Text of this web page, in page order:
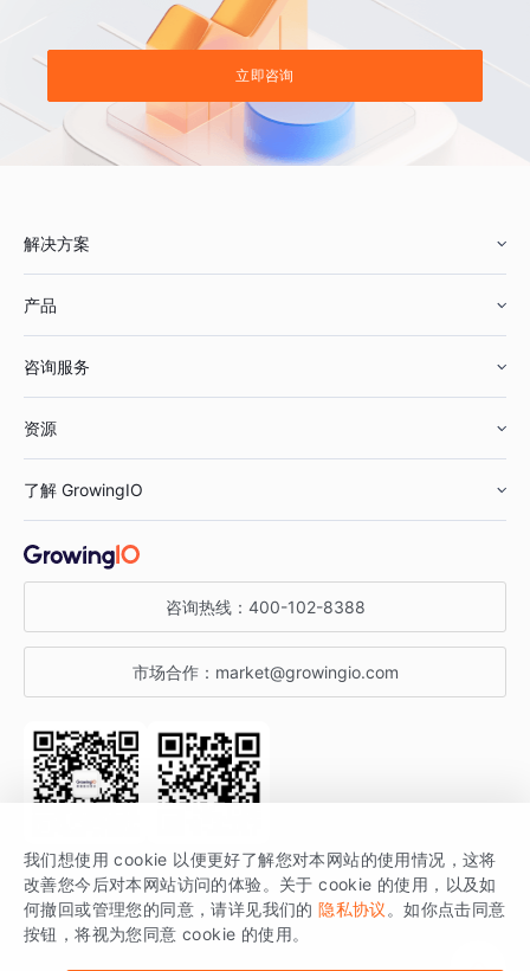
立即咨询
解决方案
鞋服行业
汽车行业
金融行业
产品
智能运营
获客分析
咨询服务
资源
增长公开课
增长博客
开发者文档
SDK 文档
场景指南
了解 GrowingIO
关于 GrowingIO
增长大会
行业活动
咨询热线： 400-102-8388
市场合作： market@growingio.com
关注公众号 获取更多干货
GrowingIO 是专注于数据智能分析与增长的品牌，核心平台为 GrowingIO
分析云。
我们想使用 cookie 以便更好了解您对本网站的使用情况，这将
改善您今后对本网站访问的体验。关于 cookie 的使用，以及如
何撤回或管理您的同意，请详见我们的 隐私协议 。如你点击同意
按钮，将视为您同意 cookie 的使用。